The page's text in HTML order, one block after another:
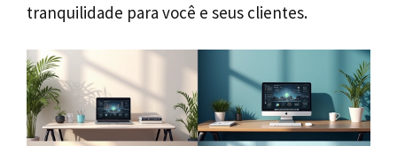
tranquilidade para você e seus clientes.